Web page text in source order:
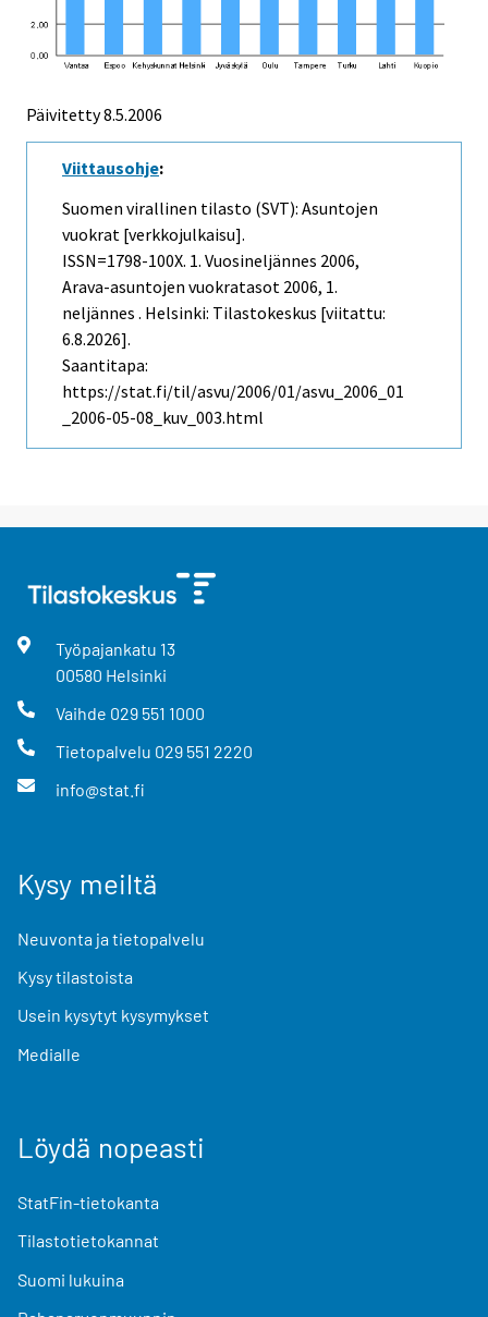
Päivitetty8.5.2006
Viittausohje:
Suomen virallinen tilasto (SVT): Asuntojen
vuokrat [verkkojulkaisu].
ISSN=1798-100X. 1. Vuosineljännes 2006,
Arava-asuntojen vuokratasot 2006, 1.
neljännes . Helsinki: Tilastokeskus [viitattu:
6.8.2026].
Saantitapa:
https://stat.fi/til/asvu/2006/01/asvu_2006_01
_2006-05-08_kuv_003.html
Työpajankatu 13
00580 Helsinki
Vaihde 029 551 1000
Tietopalvelu 029 551 2220
info@stat.fi
Kysy meiltä
Neuvonta ja tietopalvelu
Kysy tilastoista
Usein kysytyt kysymykset
Medialle
Löydä nopeasti
StatFin-tietokanta
Tilastotietokannat
Suomi lukuina